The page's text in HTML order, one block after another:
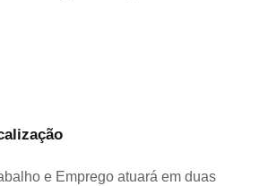
e Emprego atuará em duas